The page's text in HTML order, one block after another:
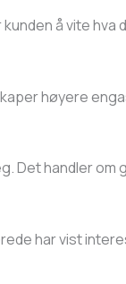
å vite
høyere
Det handler
har vist